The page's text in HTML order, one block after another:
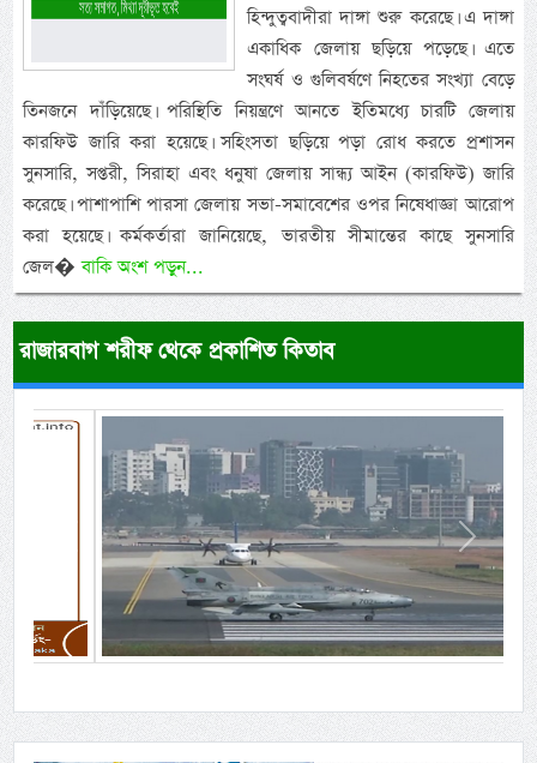
হিন্দুত্ববাদীরা দাঙ্গা শুরু করেছে। এ দাঙ্গা
একাধিক জেলায় ছড়িয়ে পড়েছে। এতে
সংঘর্ষ ও গুলিবর্ষণে নিহতের সংখ্যা বেড়ে
তিনজনে দাঁড়িয়েছে। পরিস্থিতি নিয়ন্ত্রণে আনতে ইতিমধ্যে চারটি জেলায়
কারফিউ জারি করা হয়েছে। সহিংসতা ছড়িয়ে পড়া রোধ করতে প্রশাসন
সুনসারি, সপ্তরী, সিরাহা এবং ধনুষা জেলায় সান্ধ্য আইন (কারফিউ) জারি
করেছে। পাশাপাশি পারসা জেলায় সভা-সমাবেশের ওপর নিষেধাজ্ঞা আরোপ
করা হয়েছে। কর্মকর্তারা জানিয়েছে, ভারতীয় সীমান্তের কাছে সুনসারি
জেল�বাকি অংশ পড়ুন...
রাজারবাগ শরীফ থেকে প্রকাশিত কিতাব
Previous Next